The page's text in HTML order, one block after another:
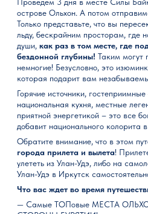
острове Ольхон. А потом
Только представьте, что вы
льду, бескрайним просторам, где
души, как раз в том месте, где
бездонной глубины! Таким могут
немногие! Безусловно, это
которая подарит вам
Горячие источники,
национальная кухня, местные
приятной энергетикой – это все
добавит национального колорита
Обратите внимание, что в этом
города прилета и вылета!
улететь из Улан-Удэ, либо на
Улан-Удэ в Иркутск
Что вас ждет во время
— Cамые ТОПовые МЕСТА